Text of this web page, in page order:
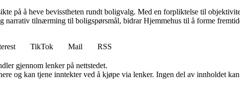
på å heve bevisstheten rundt boligvalg. Med en forpliktelse til
narrativ tilnærming til boligspørsmål, bidrar Hjemmehus til å forme
TikTok Mail
RSS
gjennom lenker på nettstedet.
og kan tjene inntekter ved å kjøpe via lenker. Ingen del av innholdet